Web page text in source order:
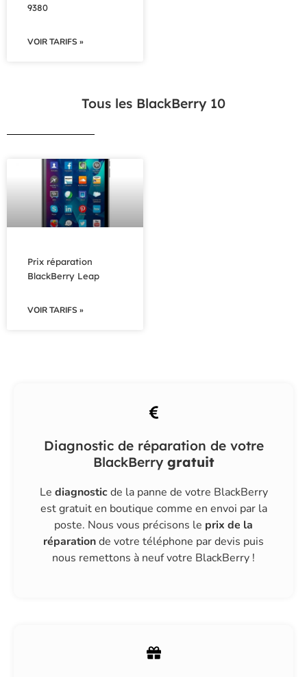
9380
VOIR TARIFS »
Tous les BlackBerry 10
Prix réparation
BlackBerry Leap
VOIR TARIFS »
Diagnostic de réparation de votre
BlackBerry gratuit
Le diagnosticde la panne de votre BlackBerry
est gratuiten boutique comme en envoi par la
poste. Nous vous précisons le prix de la
réparationde votre téléphone par devis puis
nous remettons à neuf votre BlackBerry !